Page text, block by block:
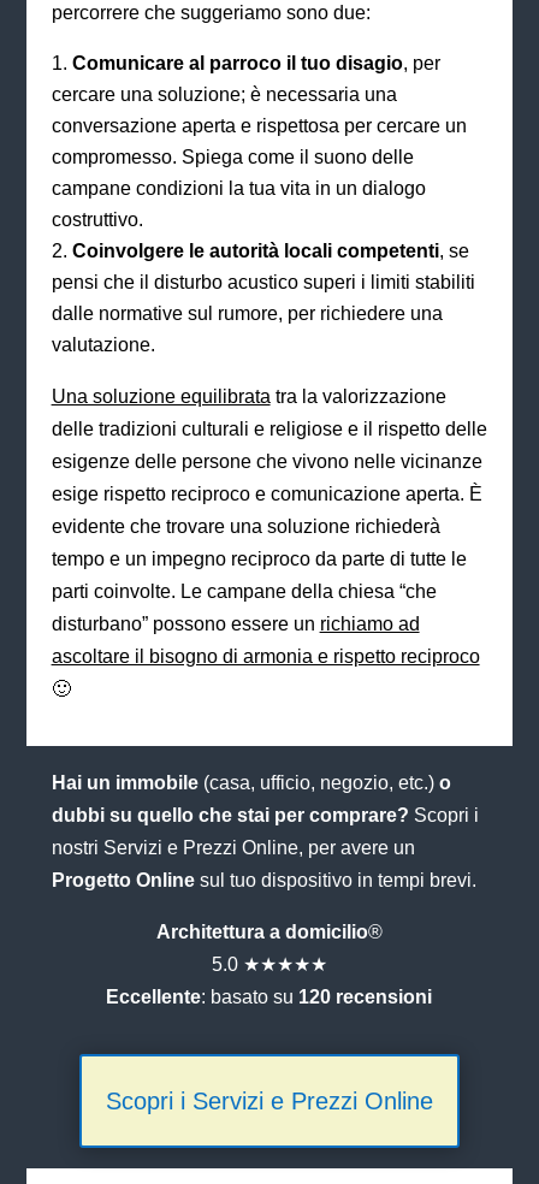
percorrere che suggeriamo sono due:
Comunicare al parroco il tuo disagio, per
cercare una soluzione; è necessaria una
conversazione aperta e rispettosa per cercare un
compromesso. Spiega come il suono delle
campane condizioni la tua vita in un dialogo
costruttivo.
Coinvolgere le autorità locali competenti, se
pensi che il disturbo acustico superi i limiti stabiliti
dalle normative sul rumore, per richiedere una
valutazione.
Una soluzione equilibrata tra la valorizzazione
delle tradizioni culturali e religiose e il rispetto delle
esigenze delle persone che vivono nelle vicinanze
esige rispetto reciproco e comunicazione aperta. È
evidente che trovare una soluzione richiederà
tempo e un impegno reciproco da parte di tutte le
parti coinvolte. Le campane della chiesa “che
disturbano” possono essere un richiamo ad
ascoltare il bisogno di armonia e rispetto reciproco
🙂
Hai un immobile(casa, ufficio, negozio, etc.) o
dubbi su quello che stai per comprare? Scopri i
nostri Servizi e Prezzi Online, per avere un
Progetto Onlinesul tuo dispositivo in tempi brevi.
Architettura a domicilio®
5.0 ★★★★★
Eccellente: basato su 120 recensioni
Scopri i Servizi e Prezzi Online